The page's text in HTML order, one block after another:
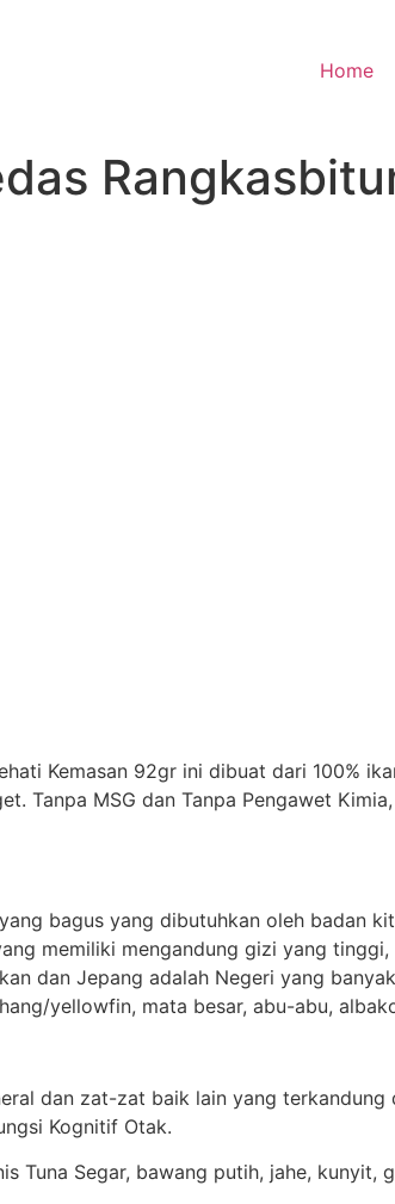
Home
Kemasan 92gr ini dibuat dari 100%
Tanpa MSG dan Tanpa Pengawet
bagus yang dibutuhkan oleh badan
memiliki mengandung gizi yang
dan Jepang adalah Negeri yang
yellowfin, mata besar, abu-abu,
dan zat-zat baik lain yang
Kognitif Otak.
Tuna Segar, bawang putih, jahe, kunyit,